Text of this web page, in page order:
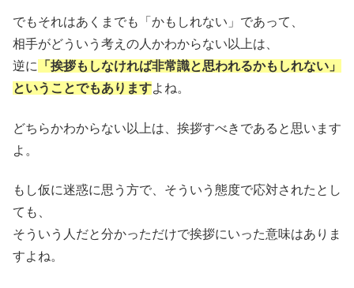
でもそれはあくまでも「かもしれない」であって、
相手がどういう考えの人かわからない以上は、
逆に
「挨拶もしなければ非常識と思われるかもしれない」
ということでもありますよね。
どちらかわからない以上は、挨拶すべきであると思います
よ。
もし仮に迷惑に思う方で、そういう態度で応対されたとし
ても、
そういう人だと分かっただけで挨拶にいった意味はありま
すよね。